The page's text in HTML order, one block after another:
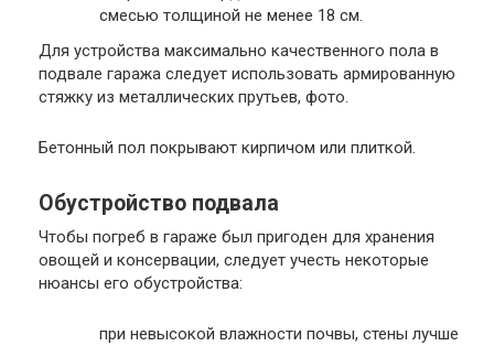
смесью толщиной не менее 18 см.
Для устройства максимально качественного пола в
подвале гаража следует использовать армированную
стяжку из металлических прутьев, фото.
Бетонный пол покрывают кирпичом или плиткой.
Обустройство подвала
Чтобы погреб в гараже был пригоден для хранения
овощей и консервации, следует учесть некоторые
нюансы его обустройства:
при невысокой влажности почвы, стены лучше